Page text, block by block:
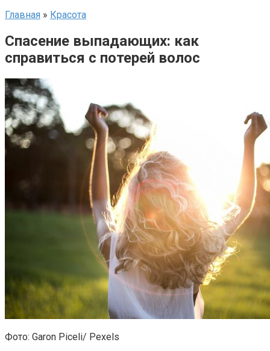
Главная » Красота
Спасение выпадающих: как
справиться с потерей волос
Фото: Garon Piceli/ Pexels